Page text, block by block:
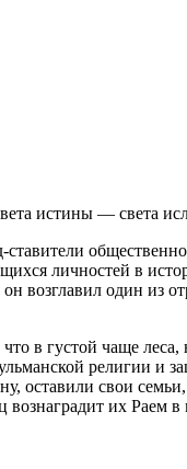
истины — света
личностей в
возглавил один из
в густой чаще
анской религии и
оставили свои
их Раем в